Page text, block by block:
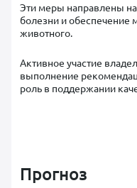
Эти меры направлены
болезни и обеспечение
животного.
Активное участие
выполнение
роль в поддержании
Прогноз